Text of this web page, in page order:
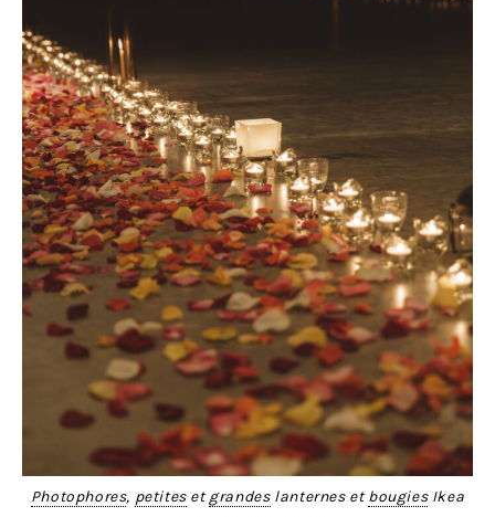
Photophores, petitesetgrandeslanternes etbougiesIkea